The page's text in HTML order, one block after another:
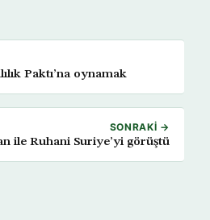
Paktı’na oynamak
SONRAKI →
ile Ruhani Suriye’yi görüştü